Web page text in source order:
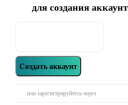
для создания
Создать аккаунт
или зарегистрируйтесь через